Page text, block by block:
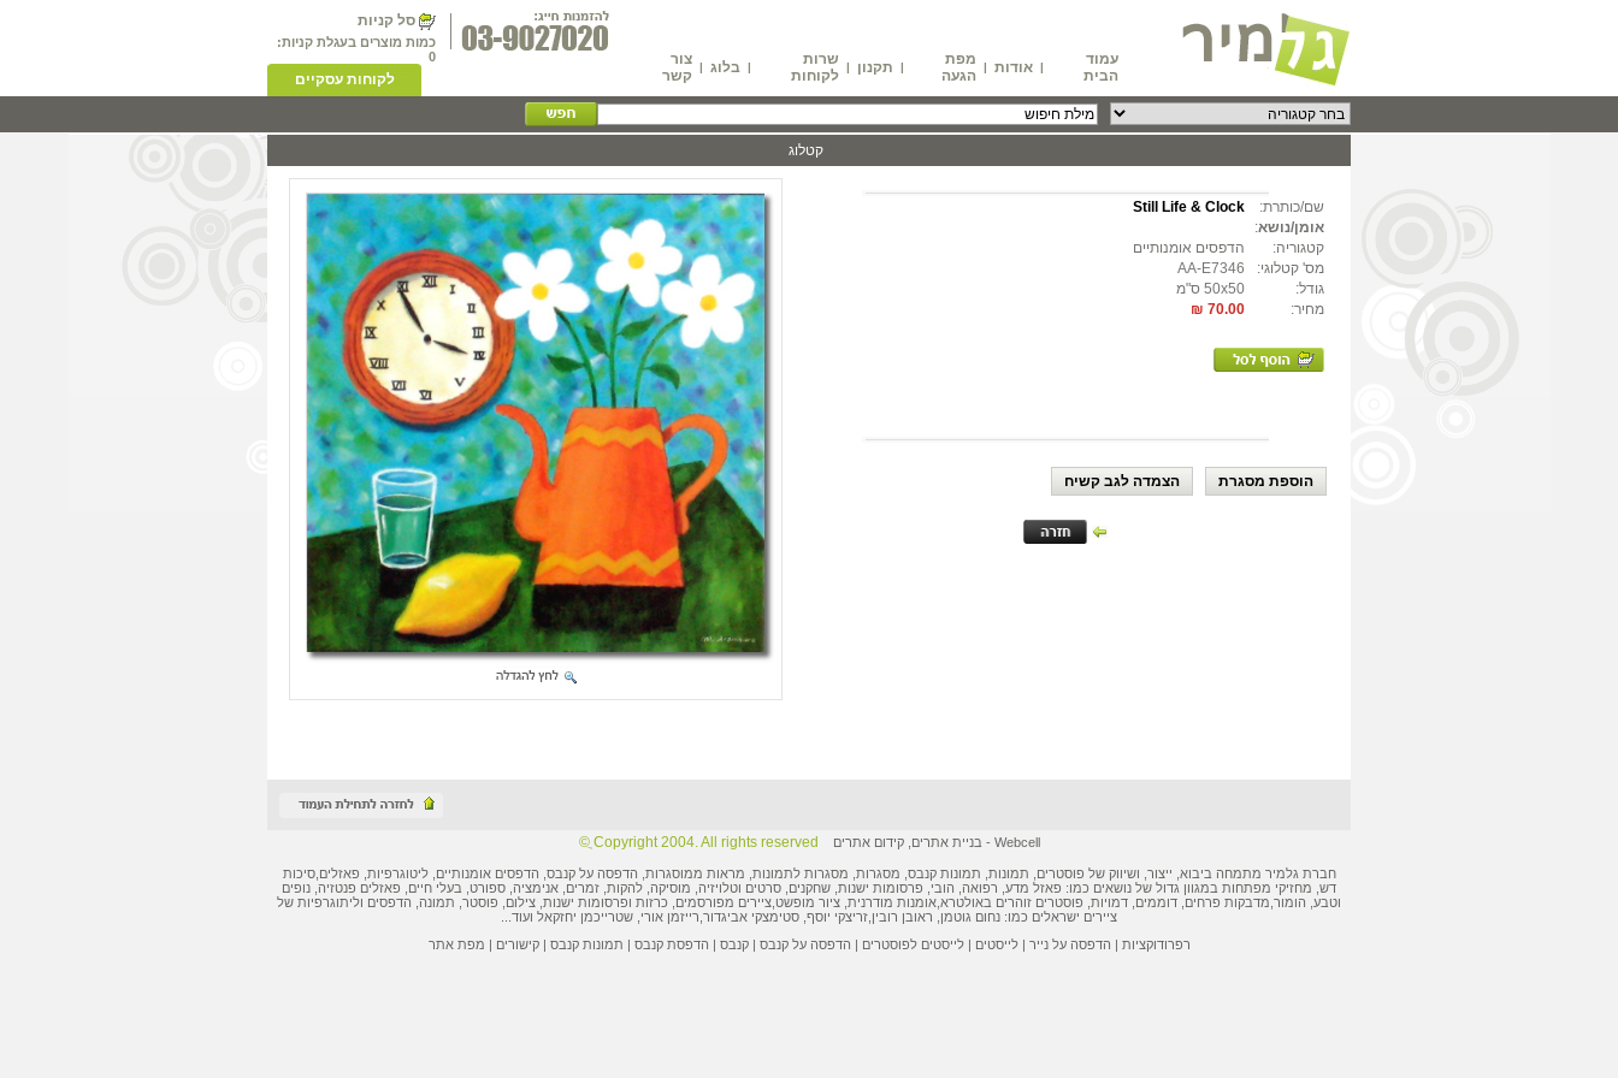
עמוד
הבית
| אודות |
מפת
הגעה
| תקנון |
שרות
לקוחות
| בלוג | צור
קשר
סל קניות
כמות מוצרים בעגלת קניות:
0
לקוחות עסקיים
קטלוג
שם/כותרת:
Still Life & Clock
אומן/נושא:
קטגוריה:
הדפסים אומנותיים
מס' קטלוגי:
AA-E7346
גודל:
50x50 ס"מ
מחיר:
70.00 ₪
הוספת מסגרת הצמדה לגב קשיח
Webcell
- בניית אתרים ,קידום אתרים Copyright 2004. All rights reserved ֲ©
חברת גלמיר מתמחה ביבוא, ייצור, ושיווק של פוסטרים תמונות , תמונות קנבס, מסגרות, מסגרות לתמונות , מראות ממוסגרות, הדפסה על קנבס הדפסים אומנותיים ,ליטוגרפיות פאזלים ,סיכות
דש מחזיקי מפתחות במגוון גדול של נושאים כמו: פאזל מדע, רפואה, הובי, פרסומות ישנות , שחקנים, סרטים וטלויזיה, מוסיקה, להקות, זמרים, אנימציה, ספורט, בעלי חיים, פאזלים פנטזיה, נופים
וטבע, הומור, מדבקות פרחים, דוממים, דמויות, פוסטרים זוהרים באולטרא, אומנות מודרנית ציור מופשט ציירים מפורסמים כרזות ופרסומות ישנות, צילום, פוסטר, תמונה, הדפסים וליתוגרפיות של
ציירים ישראלים כמו: נחום גוטמן ראובן רובין זריצקי יוסף סטימצקי אביגדור רייזמן אורי שטרייכמן יחזקאל ועוד...
רפרודוקציות | הדפסה על נייר |לייסטים |לייסטים לפוסטרים | הדפסה על קנבס |קנבס | הדפסת קנבס | תמונות קנבס |קישורים | מפת אתר